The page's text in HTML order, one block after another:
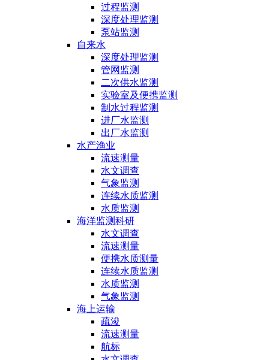
过程监测
深度处理监测
泵站监测
自来水
深度处理监测
管网监测
二次供水监测
实验室及便携监测
制水过程监测
进厂水监测
出厂水监测
水产渔业
流速测量
水文调查
气象监测
连续水质监测
水质监测
海洋监测科研
水文调查
流速测量
便携水质测量
连续水质监测
水质监测
气象监测
海上运输
疏浚
流速测量
航标